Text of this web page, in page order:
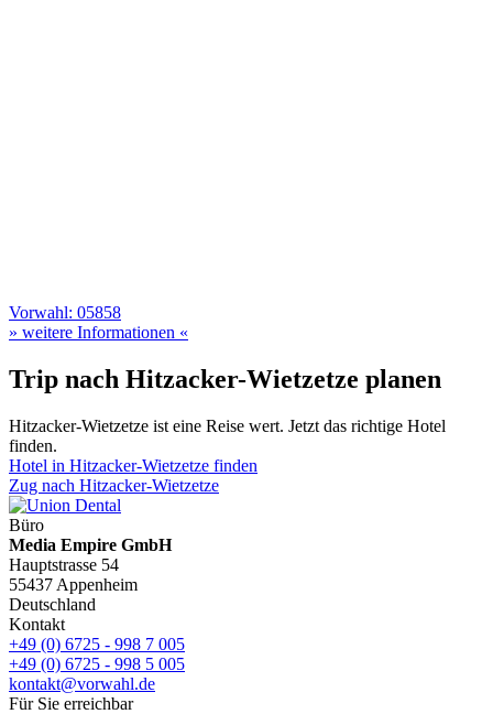
Vorwahl: 05858
» weitere Informationen «
Trip nach Hitzacker-Wietzetze planen
Hitzacker-Wietzetze ist eine Reise wert. Jetzt das richtige Hotel
finden.
Hotel in Hitzacker-Wietzetze finden
Zug nach Hitzacker-Wietzetze
Büro
Media Empire GmbH
Hauptstrasse 54
55437 Appenheim
Deutschland
Kontakt
+49 (0) 6725 - 998 7 005
+49 (0) 6725 - 998 5 005
kontakt@vorwahl.de
Für Sie erreichbar